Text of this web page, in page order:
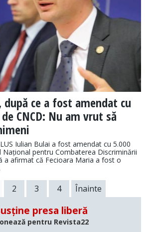
după ce a fost amendat cu
CNCD: Nu am vrut să
Iulian Bulai a fost amendat cu 5.000
Național pentru Combaterea Discriminării
a afirmat că Fecioara Maria a fost o
2 3 4 Înainte
presa liberă
pentru Revista22